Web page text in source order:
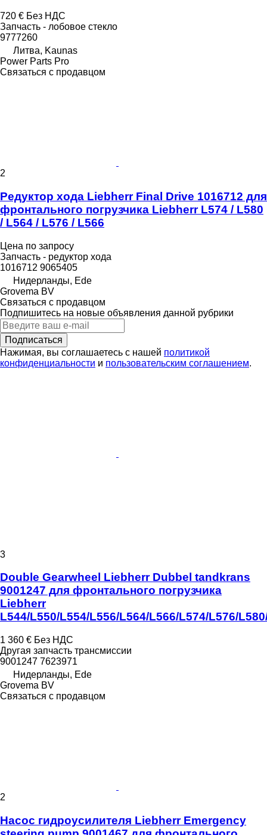
720 € Без НДС
Запчасть - лобовое стекло
9777260
Литва, Kaunas
Power Parts Pro
Связаться с продавцом
2
Редуктор хода Liebherr Final Drive 1016712 для
фронтального погрузчика Liebherr L574 / L580
/ L564 / L576 / L566
Цена по запросу
Запчасть - редуктор хода
1016712 9065405
Нидерланды, Ede
Grovema BV
Связаться с продавцом
Подпишитесь на новые объявления данной рубрики
Подписаться
Нажимая, вы соглашаетесь с нашей политикой
конфиденциальности и пользовательским соглашением.
3
Double Gearwheel Liebherr Dubbel tandkrans
9001247 для фронтального погрузчика
Liebherr
L544/L550/L554/L556/L564/L566/L574/L576/
1 360 € Без НДС
Другая запчасть трансмиссии
9001247 7623971
Нидерланды, Ede
Grovema BV
Связаться с продавцом
2
Насос гидроусилителя Liebherr Emergency